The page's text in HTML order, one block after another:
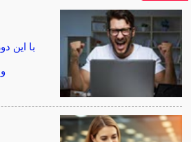
با این